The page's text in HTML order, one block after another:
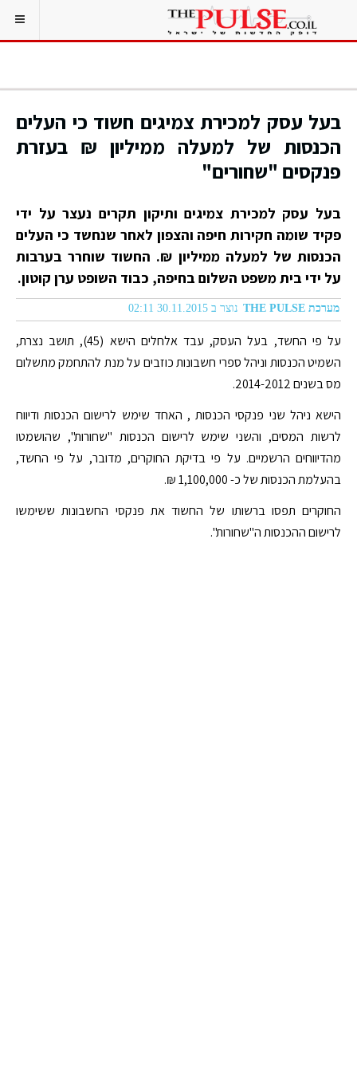
בעל עסק למכירת צמיגים חשוד כי העלים
הכנסות של למעלה ממיליון ₪ בעזרת
פנקסים "שחורים"
בעל עסק למכירת צמיגים ותיקון תקרים נעצר על ידי
פקיד שומה חקירות חיפה והצפון לאחר שנחשד כי העלים
הכנסות של למעלה ממיליון ₪. החשוד שוחרר בערבות
על ידי בית משפט השלום בחיפה, כבוד השופט ערן קוטון.
מערכת THE PULSE נוצר ב 30.11.2015 02:11
על פי החשד, בעל העסק, עבד אלחלים הישא (45), תושב נצרת,
השמיט הכנסות וניהל ספרי חשבונות כוזבים על מנת להתחמק מתשלום
מס בשנים 2014-2012.
הישא ניהל שני פנקסי הכנסות , האחד שימש לרישום הכנסות ודיווח
לרשות המסים, והשני שימש לרישום הכנסות "שחורות", שהושמטו
מהדיווחים הרשמיים. על פי בדיקת החוקרים, מדובר, על פי החשד,
בהעלמת הכנסות של כ- 1,100,000 ₪.
החוקרים תפסו ברשותו של החשוד את פנקסי החשבונות ששימשו
לרישום ההכנסות ה"שחורות".